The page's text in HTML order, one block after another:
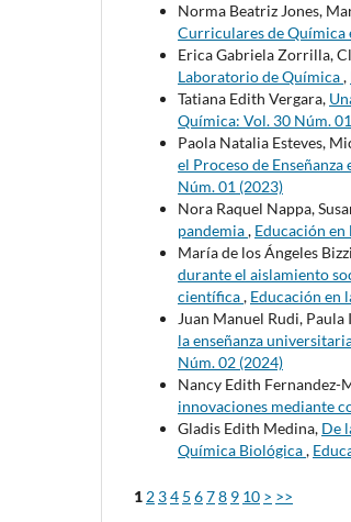
Norma Beatriz Jones,
Curriculares de Química
Erica Gabriela Zorrilla,
Laboratorio de Química,
Tatiana Edith Vergara,
Química: Vol. 30 Núm.
Paola Natalia Esteves,
el Proceso de
Núm. 01 (2023)
Nora Raquel Nappa,
pandemia, Educación
María de los Ángeles
durante el aislamiento
científica, Educación en
Juan Manuel Rudi,
la enseñanza
Núm. 02 (2024)
Nancy Edith Fernandez-
innovaciones mediante
Gladis Edith Medina, De
Química Biológica,
1 2 34 5 678 9 10 > >>